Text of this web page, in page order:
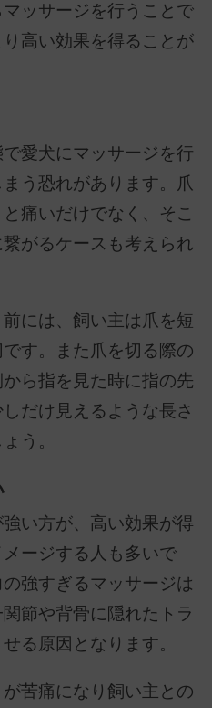
ッサージを行うことで
高い効果を得ることが
愛犬にマッサージを行
う恐れがあります。爪
痛いだけでなく、そこ
がるケースも考えられ
には、飼い主は爪を短
す。また爪を切る際の
ら指を見た時に指の先
だけ見えるような長さ
う。
い方が、高い効果が得
ージする人も多いで
強すぎるマッサージは
節や背骨に隠れたトラ
る原因となります。
苦痛になり飼い主との